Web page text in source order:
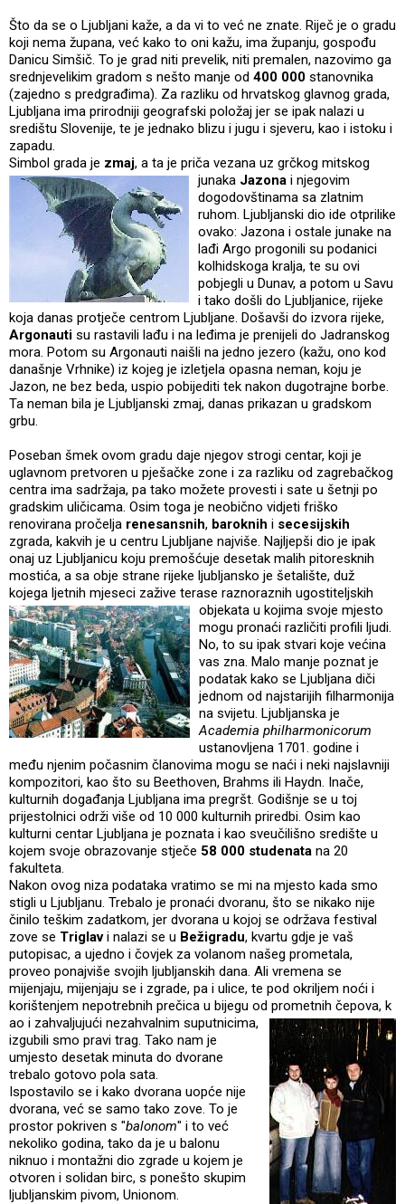
Što da se o Ljubljani kaže, a da vi to već ne znate. Riječ je o gradu
koji nema župana, već kako to oni kažu, ima županju, gospođu
Danicu Simšič. To je grad niti prevelik, niti premalen, nazovimo ga
srednjevelikim gradom s nešto manje od 400 000 stanovnika
(zajedno s predgrađima). Za razliku od hrvatskog glavnog grada,
Ljubljana ima prirodniji geografski položaj jer se ipak nalazi u
središtu Slovenije, te je jednako blizu i jugu i sjeveru, kao i istoku i
zapadu.
Simbol grada je zmaj, a ta je priča vezana uz grčkog mitskog
junaka Jazona i njegovim
dogodovštinama sa zlatnim
ruhom. Ljubljanski dio ide otprilike
ovako: Jazona i ostale junake na
lađi Argo progonili su podanici
kolhidskoga kralja, te su ovi
pobjegli u Dunav, a potom u Savu
i tako došli do Ljubljanice, rijeke
koja danas protječe centrom Ljubljane. Došavši do izvora rijeke,
Argonauti su rastavili lađu i na leđima je prenijeli do Jadranskog
mora. Potom su Argonauti naišli na jedno jezero (kažu, ono kod
današnje Vrhnike) iz kojeg je izletjela opasna neman, koju je
Jazon, ne bez beda, uspio pobijediti tek nakon dugotrajne borbe.
Ta neman bila je Ljubljanski zmaj, danas prikazan u gradskom
grbu.
Poseban šmek ovom gradu daje njegov strogi centar, koji je
uglavnom pretvoren u pješačke zone i za razliku od zagrebačkog
centra ima sadržaja, pa tako možete provesti i sate u šetnji po
gradskim uličicama. Osim toga je neobično vidjeti friško
renovirana pročelja renesansnih, baroknih i secesijskih
zgrada, kakvih je u centru Ljubljane najviše. Najljepši dio je ipak
onaj uz Ljubljanicu koju premošćuje desetak malih pitoresknih
mostića, a sa obje strane rijeke ljubljansko je šetalište, duž
kojega ljetnih mjeseci zažive terase raznoraznih ugostiteljskih
objekata u kojima svoje mjesto
mogu pronaći različiti profili ljudi.
No, to su ipak stvari koje većina
vas zna. Malo manje poznat je
podatak kako se Ljubljana diči
jednom od najstarijih filharmonija
na svijetu. Ljubljanska je
Academia philharmonicorum
ustanovljena 1701. godine i
među njenim počasnim članovima mogu se naći i neki najslavniji
kompozitori, kao što su Beethoven, Brahms ili Haydn. Inače,
kulturnih događanja Ljubljana ima pregršt. Godišnje se u toj
prijestolnici održi više od 10 000 kulturnih priredbi. Osim kao
kulturni centar Ljubljana je poznata i kao sveučilišno središte u
kojem svoje obrazovanje stječe 58 000 studenata na 20
fakulteta.
Nakon ovog niza podataka vratimo se mi na mjesto kada smo
stigli u Ljubljanu. Trebalo je pronaći dvoranu, što se nikako nije
činilo teškim zadatkom, jer dvorana u kojoj se održava festival
zove se Triglavi nalazi se u Bežigradu, kvartu gdje je vaš
putopisac, a ujedno i čovjek za volanom našeg prometala,
proveo ponajviše svojih ljubljanskih dana. Ali vremena se
mijenjaju, mijenjaju se i zgrade, pa i ulice, te pod okriljem noći i
korištenjem nepotrebnih prečica u bijegu od prometnih čepova, k
ao i zahvaljujući nezahvalnim suputnicima,
izgubili smo pravi trag. Tako nam je
umjesto desetak minuta do dvorane
trebalo gotovo pola sata.
Ispostavilo se i kako dvorana uopće nije
dvorana, već se samo tako zove. To je
prostor pokriven s "balonom" i to već
nekoliko godina, tako da je u balonu
niknuo i montažni dio zgrade u kojem je
otvoren i solidan birc, s ponešto skupim
ljubljanskim pivom, Unionom.